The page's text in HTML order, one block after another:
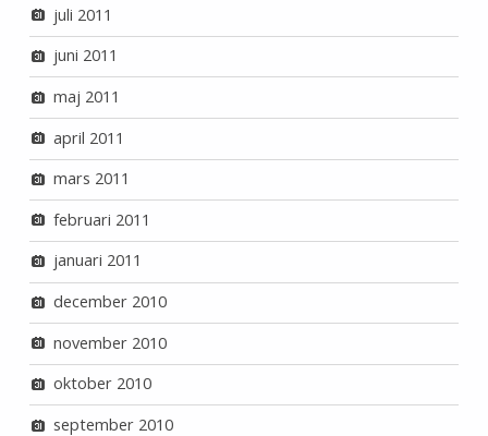
juli 2011
juni 2011
maj 2011
april 2011
mars 2011
februari 2011
januari 2011
december 2010
november 2010
oktober 2010
september 2010